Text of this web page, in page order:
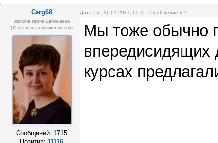
Cerg68 Дата: Пн, 30.01.2017, 05:15 | Сообщение # 7
Зобнина Ирина Евгеньевна
(учитель начальных классов)
Сообщений: 1715
Позитив: 11116
Мы тоже обычно
курсах